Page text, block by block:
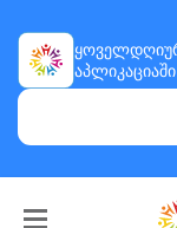
აპლიკაციაში